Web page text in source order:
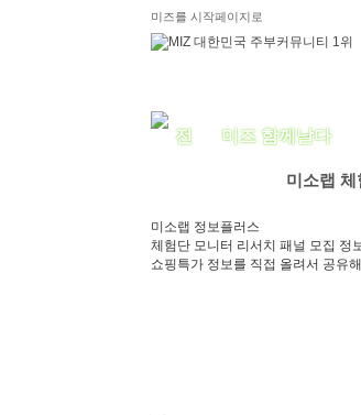
미즈를 시작페이지로
미즈 함께날다
미소랩 체
미소랩 정보플러스
체험단 모니터 리서치 패널 모집 정
쇼핑특가 정보를 직접 올려서 공유